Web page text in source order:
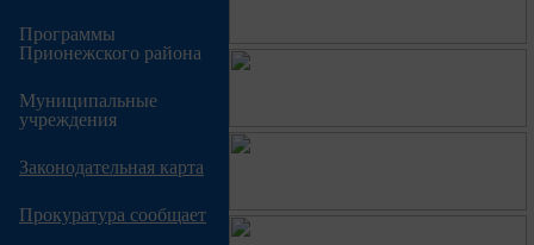
Программы
Прионежского района
Муниципальные
учреждения
Законодательная карта
Прокуратура сообщает